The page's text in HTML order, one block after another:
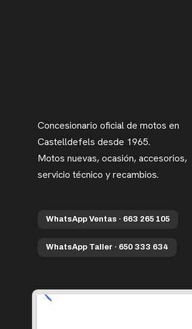
Concesionario oficial de motos en
Castelldefels desde 1965.
Motos nuevas, ocasión, accesorios,
servicio técnico y recambios.
WhatsApp Ventas · 663 265 105
WhatsApp Taller · 650 333 634